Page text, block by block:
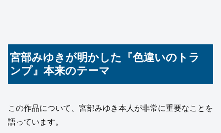
宮部みゆきが明かした『色違いのトラ
ンプ』本来のテーマ
この作品について、宮部みゆき本人が非常に重要なことを
語っています。